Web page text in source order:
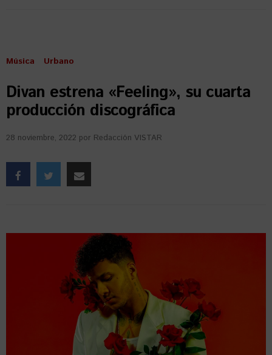
Música Urbano
Divan estrena «Feeling», su cuarta
producción discográfica
28 noviembre, 2022 por Redacción VISTAR